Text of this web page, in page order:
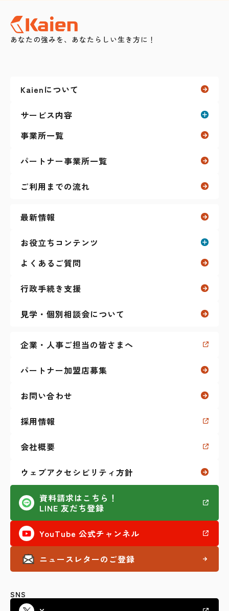
あなたの強みを、あなたらしい生き方に！
Kaienについて
サービス内容
その他のサービス
ティーンズ（放課後等デイサービス）
マイナーリーグ（障害者雇用 求人サイト）
事業所一覧
パートナー事業所一覧
ご利用までの流れ
最新情報
お役立ちコンテンツ
その他（セミナーなど）
よくあるご質問
行政手続き支援
見学・個別相談会について
企業・人事ご担当の皆さまへ
パートナー加盟店募集
お問い合わせ
採用情報
会社概要
ウェブアクセシビリティ方針
資料請求はこちら！
LINE 友だち登録
YouTube 公式チャンネル
ニュースレターのご登録
SNS